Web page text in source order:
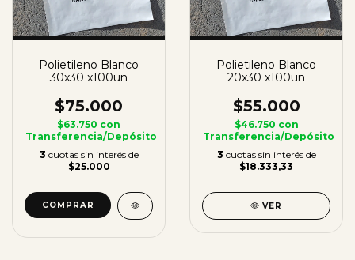
Polietileno Blanco
30x30 x100un
$75.000
$63.750 con
Transferencia/Depósito
3 cuotas sin interés de
$25.000
COMPRAR
Polietileno Blanco
20x30 x100un
$55.000
$46.750 con
Transferencia/Depósito
3 cuotas sin interés de
$18.333,33
VER